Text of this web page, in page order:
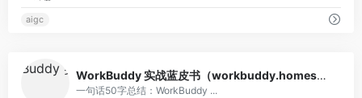
39
成1050万美元种子轮融资，MH
Ventures等参投
aigc
WorkBuddy 实战蓝皮书（workbuddy.homes）评测：从入门到落地的 AI Agent 全指南
一句话50字总结：WorkBuddy ...